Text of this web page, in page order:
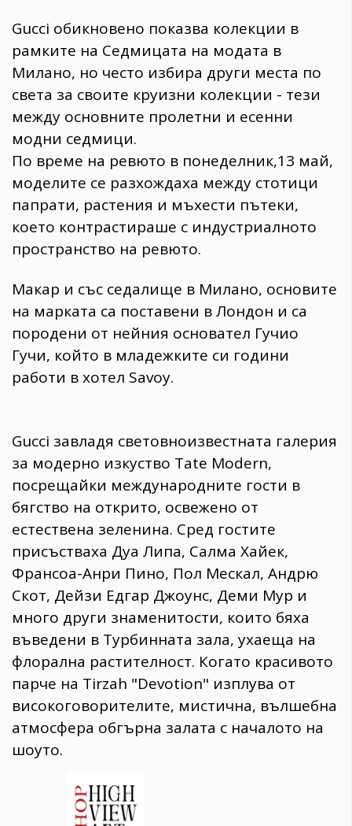
Gucci обикновено показва колекции в
рамките на Седмицата на модата в
Милано, но често избира други места по
света за своите круизни колекции - тези
между основните пролетни и есенни
модни седмици.
По време на ревюто в понеделник,13 май,
моделите се разхождаха между стотици
папрати, растения и мъхести пътеки,
което контрастираше с индустриалното
пространство на ревюто.
Макар и със седалище в Милано, основите
на марката са поставени в Лондон и са
породени от нейния основател Гучио
Гучи, който в младежките си години
работи в хотел Savoy.
Gucci завладя световноизвестната галерия
за модерно изкуство Tate Modern,
посрещайки международните гости в
бягство на открито, освежено от
естествена зеленина. Сред гостите
присъстваха Дуа Липа, Салма Хайек,
Франсоа-Анри Пино, Пол Мескал, Андрю
Скот, Дейзи Едгар Джоунс, Деми Мур и
много други знаменитости, които бяха
въведени в Турбинната зала, ухаеща на
флорална растителност. Когато красивото
парче на Tirzah "Devotion" изплува от
високоговорителите, мистична, вълшебна
атмосфера обгърна залата с началото на
шоуто.